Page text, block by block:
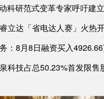
研范式变革专家呼吁建立国家级
达「省电达人赛」火热开启!跑
：8月8日融资买入
技占总50.23%首发限售股将